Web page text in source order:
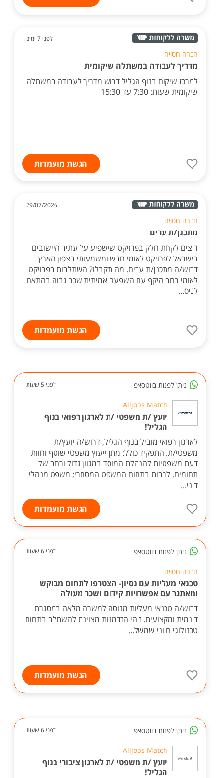
לפני 7 ימים
חברה חסויה
מדריך לעבודה במשתלה שיקומית
למרכז שיקום בנוף הגליל דרוש מדריך לעבודה במשתלה
שיקומית שעות: 7:30 עד 15:30
הגשת מועמדות
29/07/2026
חברה חסויה
מתכנן/ת ערים
רוצים לקחת חלק בפרויקט שישפיע על עתיד היישובים
בישראל לפרויקט לאומי חדש ומשמעותי בצפון הארץ
דרוש/ה מתכנן/ת ערים. מה תקבלו? השתלבות בפרויקט
לאומי רחב היקף עם השפעה אמיתית שכר גבוה בהתאם
לניס...
הגשת מועמדות
ניתן לפנות בווטסאפ לפני 5 שעות
Alljobs Match
יועץ /ת משפטי /ת לארגון רפואי בנוף
הגליל!
לארגון רפואי מוביל בנוף הגליל, דרוש/ה יועץ/ת
משפטי/ת. התפקיד כולל: מתן ייעוץ משפטי שוטף וחוות
דעת משפטיות להנהלת המוסד במגוון גדול ורחב של
תחומים, לרבות בתחום המשפט המסחרי; משפט מנהלי;
דיני...
הגשת מועמדות
ניתן לפנות בווטסאפ לפני 6 שעות
חברה חסויה
טכנאי מעליות עם נסיון- הצטרפו לתחום מבוקש
ומאתגר עם אפשרויות קידום ושכר מעולה
דרוש/ה טכנאי מעליות מנוסה למשרה מלאה במסגרת
דינמית ומקצועית. זוהי הזדמנות מצוינת להשתלב בתחום
טכנולוגי חיוני שמשל...
הגשת מועמדות
ניתן לפנות בווטסאפ לפני 6 שעות
Alljobs Match
יועץ /ת משפטי /ת לארגון ציבורי בנוף
הגליל!